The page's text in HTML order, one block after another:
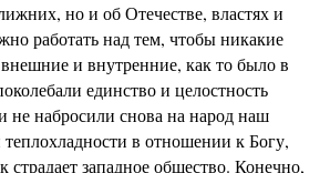
но и об Отечестве, властях и
работать над тем, чтобы никакие
и внутренние, как то было в
единство и целостность
не набросили снова на народ наш
в отношении к Богу,
страдает западное общество. Конечно,